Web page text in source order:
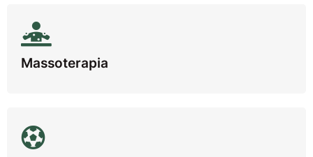
Massoterapia